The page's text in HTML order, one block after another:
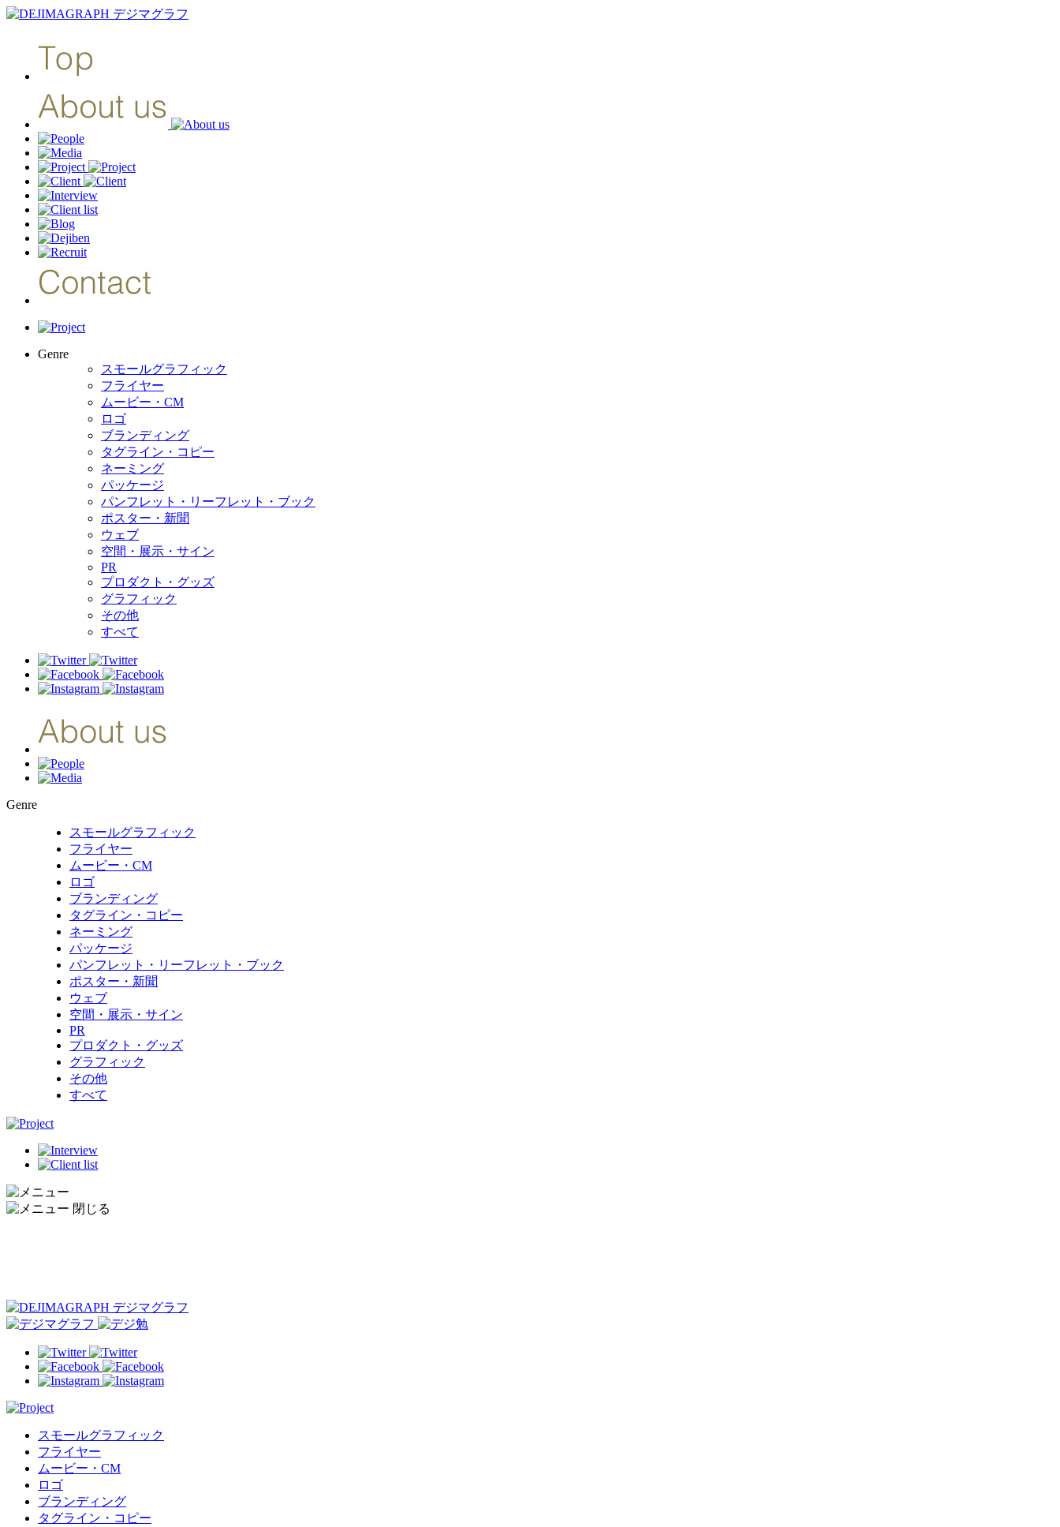
Genre
スモールグラフィック
フライヤー
ムービー・CM
ロゴ
ブランディング
タグライン・コピー
ネーミング
パッケージ
パンフレット・リーフレット・ブック
ポスター・新聞
ウェブ
空間・展示・サイン
PR
プロダクト・グッズ
グラフィック
その他
すべて
Genre
スモールグラフィック
フライヤー
ムービー・CM
ロゴ
ブランディング
タグライン・コピー
ネーミング
パッケージ
パンフレット・リーフレット・ブック
ポスター・新聞
ウェブ
空間・展示・サイン
PR
プロダクト・グッズ
グラフィック
その他
すべて
スモールグラフィック
フライヤー
ムービー・CM
ロゴ
ブランディング
タグライン・コピー